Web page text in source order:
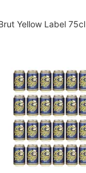
Yellow Label 75cl